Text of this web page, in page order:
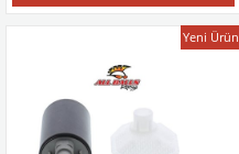
Yeni Ürün